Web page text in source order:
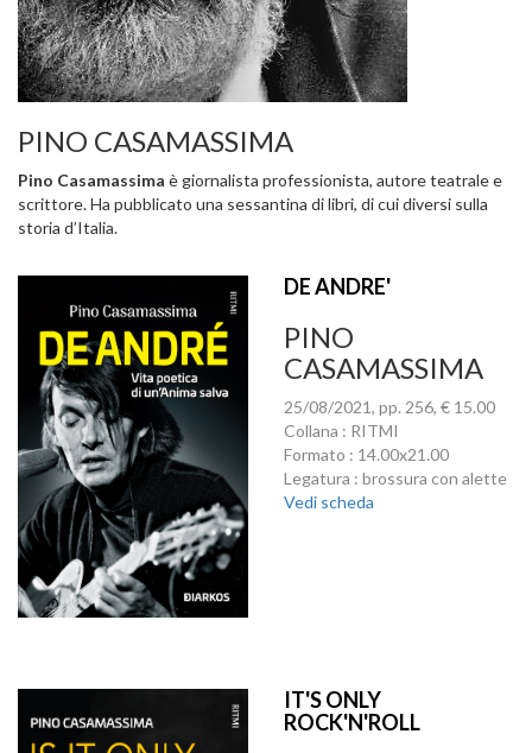
PINO CASAMASSIMA
Pino Casamassima è giornalista professionista, autore teatrale e
scrittore. Ha pubblicato una sessantina di libri, di cui diversi sulla
storia d’Italia.
DE ANDRE'
PINO
CASAMASSIMA
25/08/2021, pp. 256, € 15.00
Collana : RITMI
Formato : 14.00x21.00
Legatura : brossura con alette
Vedi scheda
IT'S ONLY
ROCK'N'ROLL